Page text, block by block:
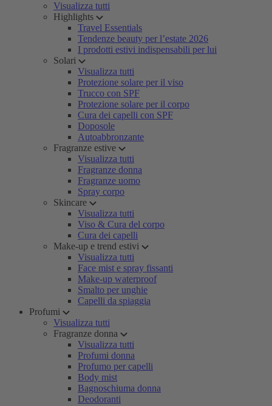
Visualizza tutti
Highlights
Travel Essentials
Tendenze beauty per l’estate 2026
I prodotti estivi indispensabili per lui
Solari
Visualizza tutti
Protezione solare per il viso
Trucco con SPF
Protezione solare per il corpo
Cura dei capelli con SPF
Doposole
Autoabbronzante
Fragranze estive
Visualizza tutti
Fragranze donna
Fragranze uomo
Spray corpo
Skincare
Visualizza tutti
Viso & Cura del corpo
Cura dei capelli
Make-up e trend estivi
Visualizza tutti
Face mist e spray fissanti
Make-up waterproof
Smalto per unghie
Capelli da spiaggia
Profumi
Visualizza tutti
Fragranze donna
Visualizza tutti
Profumi donna
Profumo per capelli
Body mist
Bagnoschiuma donna
Deodoranti